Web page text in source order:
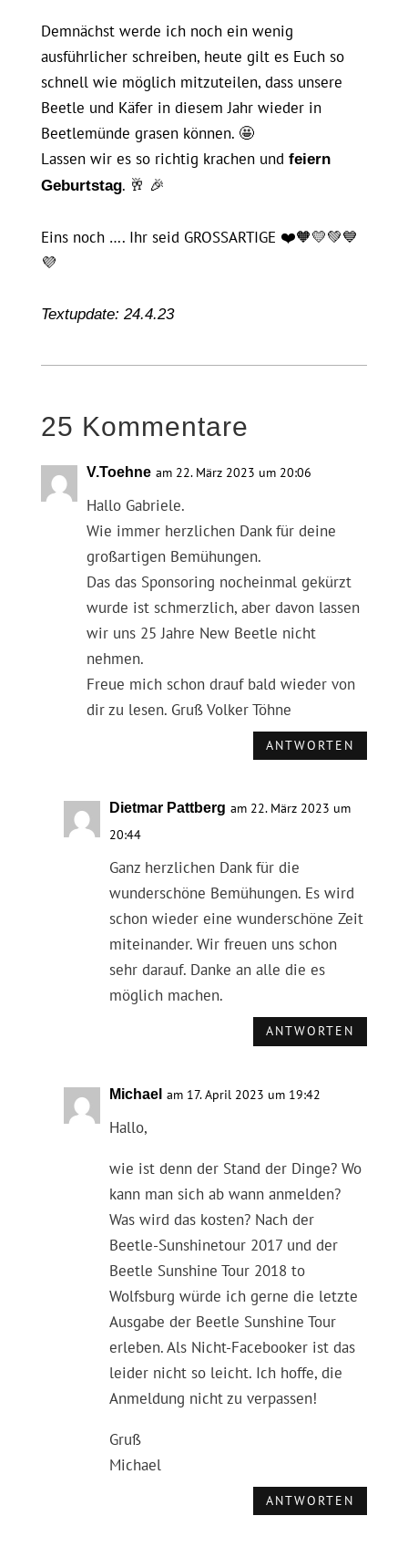
Demnächst werde ich noch ein wenig
ausführlicher schreiben, heute gilt es Euch so
schnell wie möglich mitzuteilen, dass unsere
Beetle und Käfer in diesem Jahr wieder in
Beetlemünde grasen können. 🤩
Lassen wir es so richtig krachen und feiern
Geburtstag. 🥂 🎉
Eins noch …. Ihr seid GROSSARTIGE ❤️🧡💛💚💙
💜
Textupdate: 24.4.23
25 Kommentare
V.Toehne am 22. März 2023 um 20:06
Hallo Gabriele.
Wie immer herzlichen Dank für deine
großartigen Bemühungen.
Das das Sponsoring nocheinmal gekürzt
wurde ist schmerzlich, aber davon lassen
wir uns 25 Jahre New Beetle nicht
nehmen.
Freue mich schon drauf bald wieder von
dir zu lesen. Gruß Volker Töhne
ANTWORTEN
Dietmar Pattberg am 22. März 2023 um
20:44
Ganz herzlichen Dank für die
wunderschöne Bemühungen. Es wird
schon wieder eine wunderschöne Zeit
miteinander. Wir freuen uns schon
sehr darauf. Danke an alle die es
möglich machen.
ANTWORTEN
Michael am 17. April 2023 um 19:42
Hallo,
wie ist denn der Stand der Dinge? Wo
kann man sich ab wann anmelden?
Was wird das kosten? Nach der
Beetle-Sunshinetour 2017 und der
Beetle Sunshine Tour 2018 to
Wolfsburg würde ich gerne die letzte
Ausgabe der Beetle Sunshine Tour
erleben. Als Nicht-Facebooker ist das
leider nicht so leicht. Ich hoffe, die
Anmeldung nicht zu verpassen!
Gruß
Michael
ANTWORTEN